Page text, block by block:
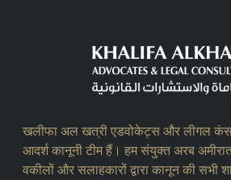
खलीफा अल खत्री एडवोकेट्स और लीगल
आदर्श कानूनी टीम हैं। हम संयुक्त अरब
वकीलों और सलाहकारों द्वारा कानून की सभी